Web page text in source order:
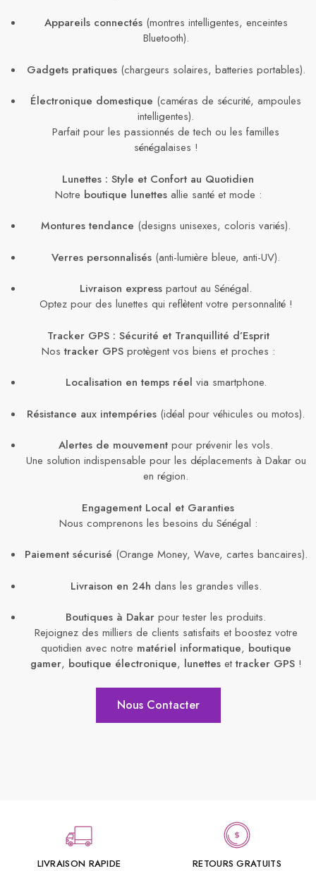
Appareils connectés(montres intelligentes, enceintes
Bluetooth).
Gadgets pratiques(chargeurs solaires, batteries portables).
Électronique domestique (caméras de sécurité, ampoules
intelligentes).
Parfait pour les passionnés de tech ou les familles
sénégalaises !
Lunettes : Style et Confort au Quotidien
Notre boutique lunettesallie santé et mode :
Montures tendance (designs unisexes, coloris variés).
Verres personnalisés (anti-lumière bleue, anti-UV).
Livraison express partout au Sénégal.
Optez pour des lunettes qui reflètent votre personnalité !
Tracker GPS : Sécurité et Tranquillité d’Esprit
Nostracker GPSprotègent vos biens et proches :
Localisation en temps réel via smartphone.
Résistance aux intempéries (idéal pour véhicules ou motos).
Alertes de mouvement pour prévenir les vols.
Une solution indispensable pour les déplacements à Dakar ou
en région.
Engagement Local et Garanties
Nous comprenons les besoins du Sénégal :
Paiement sécurisé (Orange Money, Wave, cartes bancaires).
Livraison en 24h dans les grandes villes.
Boutiques à Dakar pour tester les produits.
Rejoignez des milliers de clients satisfaits et boostez votre
quotidien avec notre matériel informatique, boutique
gamer, boutique électronique, lunettesettracker GPS!
Nous Contacter
LIVRAISON RAPIDE
RETOURS GRATUITS